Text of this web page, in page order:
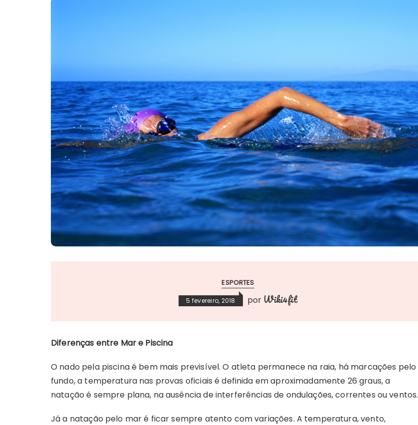
ESPORTES
5 fevereiro, 2018 por Wiki4fit
Diferenças entre Mar e Piscina
O nado pela piscina é bem mais previsível. O atleta permanece na raia, há marcações pelo
fundo, a temperatura nas provas oficiais é definida em aproximadamente 26 graus, a
natação é sempre plana, na ausência de interferências de ondulações, correntes ou ventos.
Já a natação pelo mar é ficar sempre atento com variações. A temperatura, vento,